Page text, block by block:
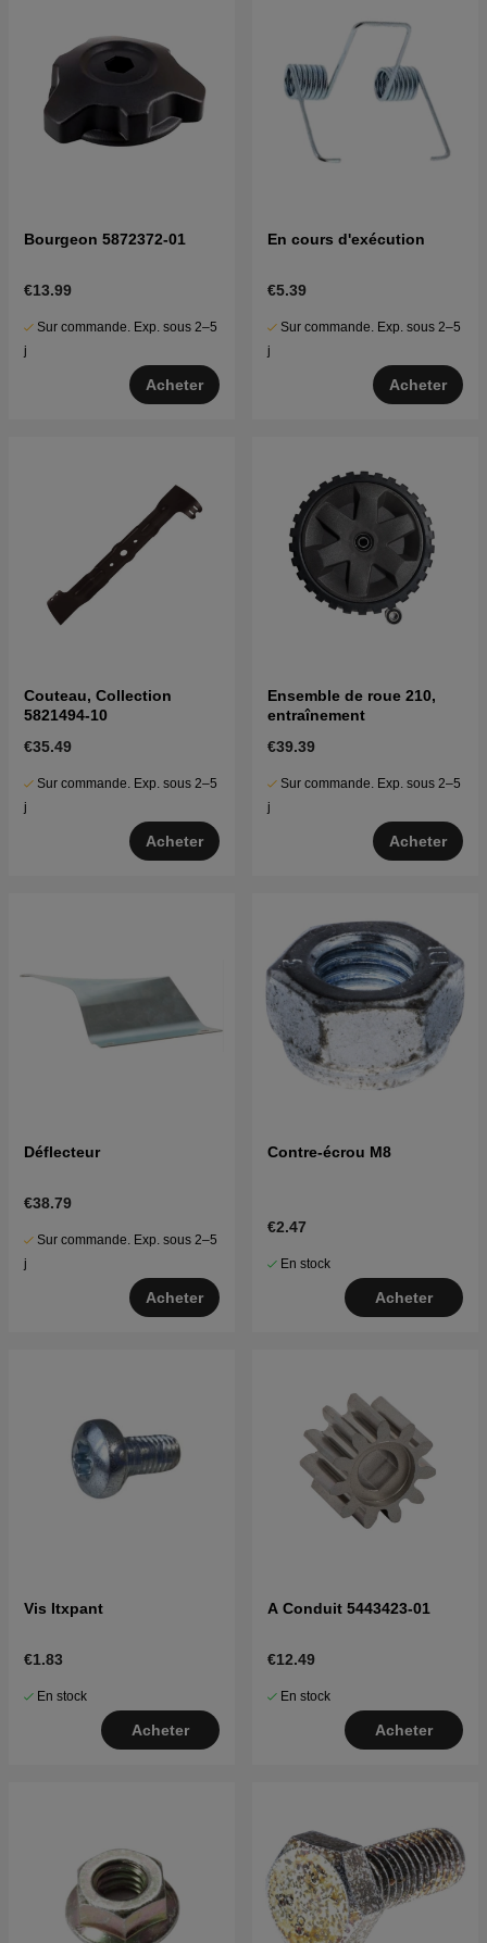
Bourgeon 5872372-01
€13.99
Sur commande. Exp. sous 2–5
j
Acheter
En cours d'exécution
€5.39
Sur commande. Exp. sous 2–5
j
Acheter
Couteau, Collection
5821494-10
€35.49
Sur commande. Exp. sous 2–5
j
Acheter
Ensemble de roue 210,
entraînement
€39.39
Sur commande. Exp. sous 2–5
j
Acheter
Déflecteur
€38.79
Sur commande. Exp. sous 2–5
j
Acheter
Contre-écrou M8
€2.47
En stock
Acheter
Vis Itxpant
€1.83
En stock
Acheter
A Conduit 5443423-01
€12.49
En stock
Acheter